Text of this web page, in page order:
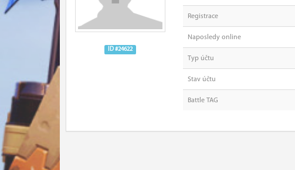
ID #24622
Registrace
Naposledy online
Typ účtu
Stav účtu
Battle TAG